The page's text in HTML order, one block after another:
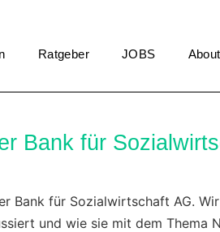
Ratgeber JOBS About
Bank für
Bank für Sozialwirtschaft AG.
und wie sie mit dem Thema